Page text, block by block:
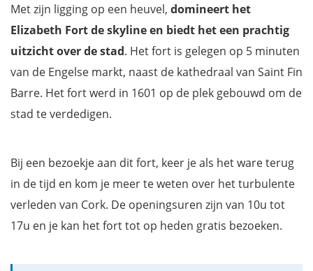
Met zijn ligging op een heuvel, domineert het
Elizabeth Fort de skyline en biedt het een prachtig
uitzicht over de stad. Het fort is gelegen op 5 minuten
van de Engelse markt, naast de kathedraal van Saint Fin
Barre. Het fort werd in 1601 op de plek gebouwd om de
stad te verdedigen.
Bij een bezoekje aan dit fort, keer je als het ware terug
in de tijd en kom je meer te weten over het turbulente
verleden van Cork. De openingsuren zijn van 10u tot
17u en je kan het fort tot op heden gratis bezoeken.